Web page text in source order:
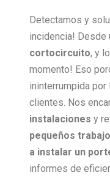
Detectamos y
incidencia! Desde
cortocircuito, y
momento! Eso
ininterrumpida
clientes. Nos
instalaciones y
pequeños
a instalar un
informes de